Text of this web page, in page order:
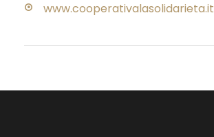
www.cooperativalasolidarieta.it